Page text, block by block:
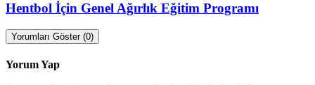
Hentbol İçin Genel Ağırlık Eğitim Programı
Yorumları Göster (0)
Yorum Yap